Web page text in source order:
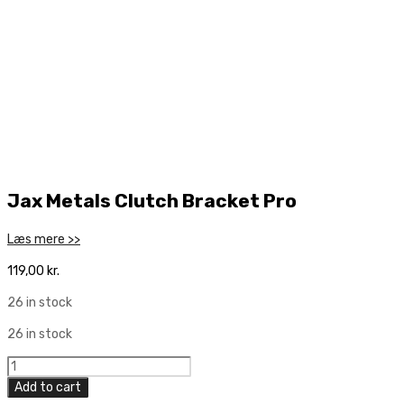
Jax Metals Clutch Bracket Pro
Læs mere >>
119,00 kr.
26 in stock
26 in stock
Jax
Metals
Clutch
Add to cart